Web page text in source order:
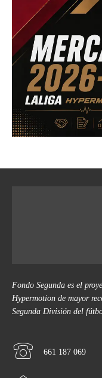
Fondo Segunda es el
Hypermotion de mayor
Segunda División del
661 187 069